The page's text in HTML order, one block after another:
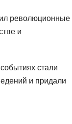
революционные
и
стали
и придали